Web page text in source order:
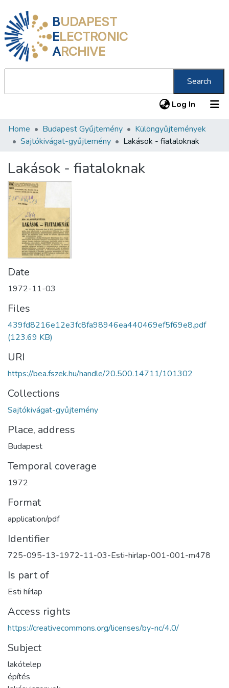
BUDAPEST
ELECTRONIC
ARCHIVE
Search
Log In (current)
Communities & Collections
Statistics
About us
Home Budapest Gyűjtemény
Különgyűjtemények
Sajtókivágat-gyűjtemény
Lakások - fiataloknak
Lakások - fiataloknak
Date
1972-11-03
Files
439fd8216e12e3fc8fa98946ea440469ef5f69e8.pdf
(123.69 KB)
URI
https://bea.fszek.hu/handle/20.500.14711/101302
Collections
Sajtókivágat-gyűjtemény
Place, address
Budapest
Temporal coverage
1972
Format
application/pdf
Identifier
725-095-13-1972-11-03-Esti-hirlap-001-001-m478
Is part of
Esti hírlap
Access rights
https://creativecommons.org/licenses/by-nc/4.0/
Subject
lakótelep
építés